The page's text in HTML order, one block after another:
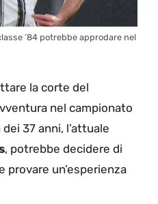
’84 potrebbe approdare nel
la corte del
nel campionato
37 anni, l’attuale
, potrebbe decidere di
provare un’esperienza